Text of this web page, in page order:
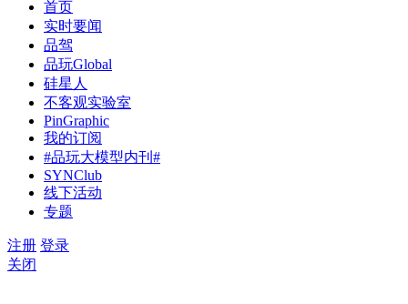
首页
实时要闻
品驾
品玩Global
硅星人
不客观实验室
PinGraphic
我的订阅
#品玩大模型内刊#
SYNClub
线下活动
专题
注册 登录
关闭